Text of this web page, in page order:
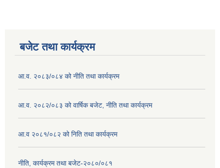
बजेट तथा कार्यक्रम
आ.व. २०८३/०८४ को नीति तथा कार्यक्रम
आ.व. २०८२/०८३ को वार्षिक बजेट, नीति तथा कार्यक्रम
आ.व २०८१/०८२ को निति तथा कार्यक्रम
नीति, कार्यक्रम तथा बजेट-२०८०/०८१